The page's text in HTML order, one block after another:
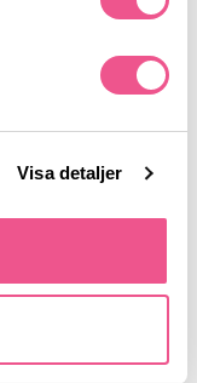
Visa detaljer